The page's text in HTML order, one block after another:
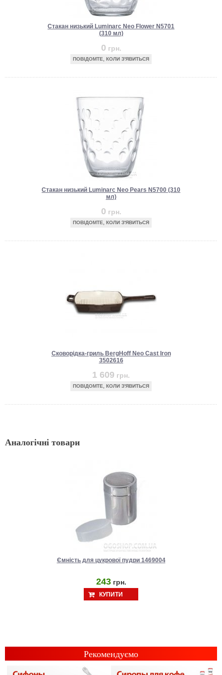
Стакан низький Luminarc Neo Flower N5701
(310 мл)
0 грн.
ПОВІДОМТЕ, КОЛИ З'ЯВИТЬСЯ
Стакан низький Luminarc Neo Pears N5700 (310
мл)
0 грн.
ПОВІДОМТЕ, КОЛИ З'ЯВИТЬСЯ
Сковорідка-гриль BergHoff Neo Cast Iron
3502616
1 609 грн.
ПОВІДОМТЕ, КОЛИ З'ЯВИТЬСЯ
Аналогічні товари
Ємність для цукрової пудри 1469004
243 грн.
КУПИТИ
Рекомендуємо